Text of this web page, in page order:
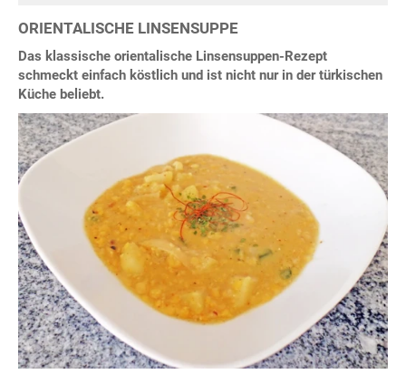
ORIENTALISCHE LINSENSUPPE
Das klassische orientalische Linsensuppen-Rezept
schmeckt einfach köstlich und ist nicht nur in der türkischen
Küche beliebt.